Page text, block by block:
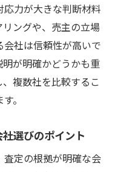
力が大きな判断材料
ングや、売主の立場
社は信頼性が高いで
が明確かどうかも重
複数社を比較するこ
。
選びのポイント
定の根拠が明確な会